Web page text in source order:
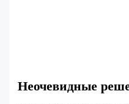
Неочевидные